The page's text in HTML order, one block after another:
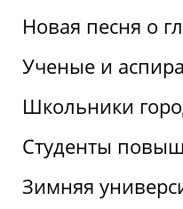
Новая песня о
Ученые и
Школьники
Студенты
Зимняя